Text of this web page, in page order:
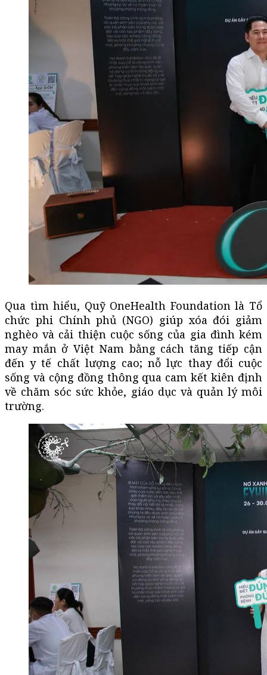
Qua tìm hiểu, Quỹ OneHealth Foundation là Tổ
chức phi Chính phủ (NGO) giúp xóa đói giảm
nghèo và cải thiện cuộc sống của gia đình kém
may mắn ở Việt Nam bằng cách tăng tiếp cận
đến y tế chất lượng cao; nỗ lực thay đổi cuộc
sống và cộng đồng thông qua cam kết kiên định
về chăm sóc sức khỏe, giáo dục và quản lý môi
trường.